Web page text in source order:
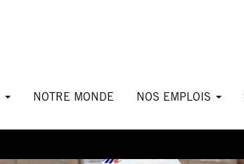
NOTRE MONDE NOS EMPLOIS